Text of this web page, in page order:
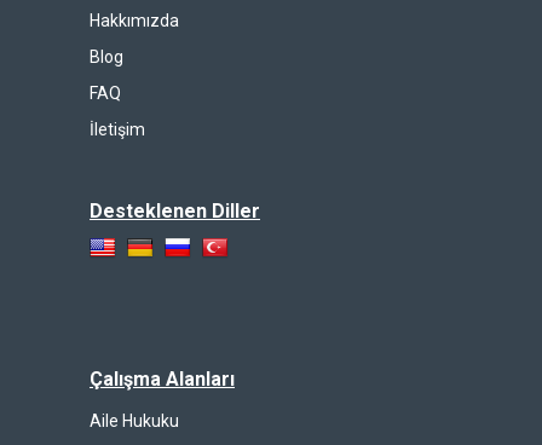
Hakkımızda
Blog
FAQ
İletişim
Desteklenen Diller
Çalışma Alanları
Aile Hukuku